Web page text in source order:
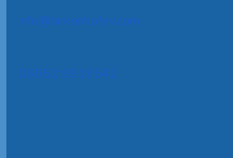
info@birkenhofev.com
06552 9919542